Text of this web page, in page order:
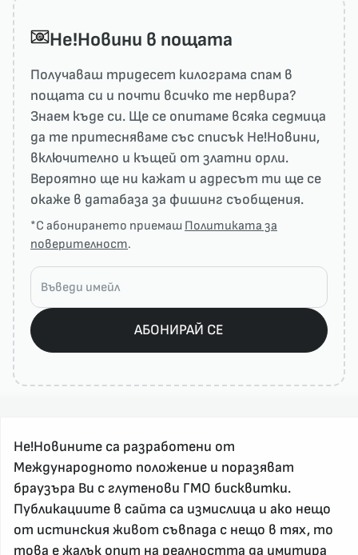
He!Новини в пощата
Получаваш тридесет килограма спам в
пощата си и почти всичко те нервира?
Знаем къде си. Ще се опитаме всяка седмица
да те притесняваме със списък He!Новини,
включително и къщей от златни орли.
Вероятно ще ни кажат и адресът ти ще се
окаже в датабаза за фишинг съобщения.
*С абонирането приемаш Политиката за
поверителност.
АБОНИРАЙ СЕ
За реклама и връзка с нас, пишете на
nenovinite@gmail.com
Не!Новините са разработени от
Международното положение и поразяват
браузъра Ви с глутенови ГМО бисквитки.
Публикациите в сайта са измислица и ако нещо
от истинския живот съвпада с нещо в тях, то
това е жалък опит на реалността да имитира